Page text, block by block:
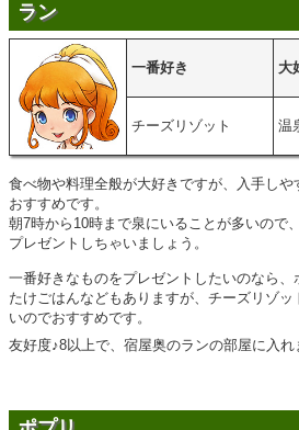
ラン
一番好き 大
チーズリゾット 温
食べ物や料理全般が大好きですが、入手しや
おすすめです。
朝7時から10時まで泉にいることが多いので
プレゼントしちゃいましょう。
一番好きなものをプレゼントしたいのなら
たけごはんなどもありますが、チーズリゾ
いのでおすすめです。
友好度♪8以上で、宿屋奥のランの部屋に入れ